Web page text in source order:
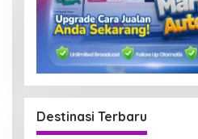
Destinasi Terbaru